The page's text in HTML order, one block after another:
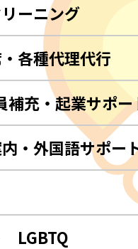
ーニング
各種代理代行
補充・起業サポー
・外国語サポー
LGBTQ